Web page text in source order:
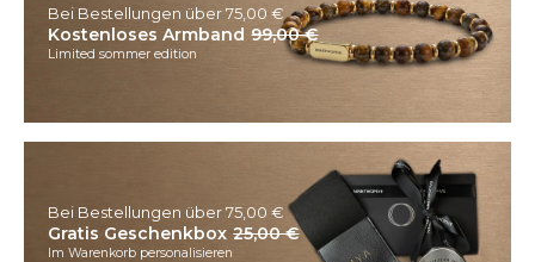
Bei Bestellungen über 75,00 €
Kostenloses Armband 99,00 €
Limited sommer edition
Bei Bestellungen über 75,00 €
Gratis Geschenkbox 25,00 €
Im Warenkorb personalisieren